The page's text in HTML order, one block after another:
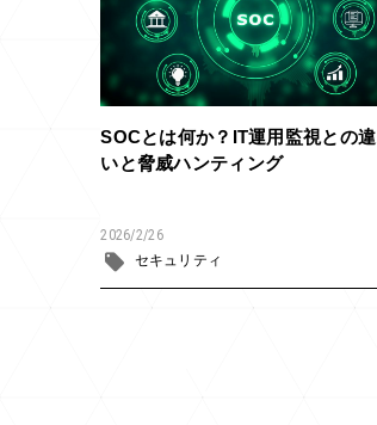
SOCとは何か？IT運用監視との違
いと脅威ハンティング
2026/2/26
セキュリティ